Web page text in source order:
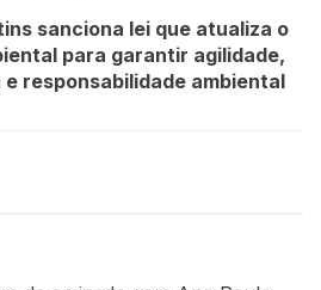
sanciona lei que atualiza o
para garantir agilidade,
responsabilidade ambiental